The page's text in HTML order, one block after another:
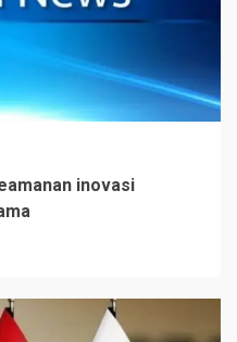
inovasi